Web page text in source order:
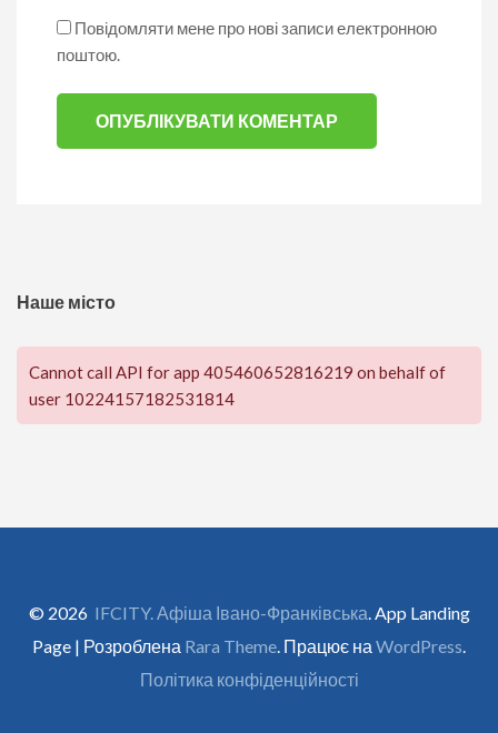
Повідомляти мене про нові записи електронною
поштою.
Наше місто
Cannot call API for app 405460652816219 on behalf of
user 10224157182531814
© 2026 IFCITY. Афіша Івано-Франківська . App Landing
Page | Розроблена Rara Theme . Працює на WordPress
Політика конфіденційності